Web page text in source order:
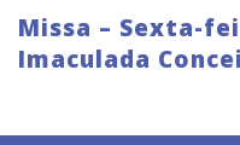
Missa – Sexta-
Imaculada